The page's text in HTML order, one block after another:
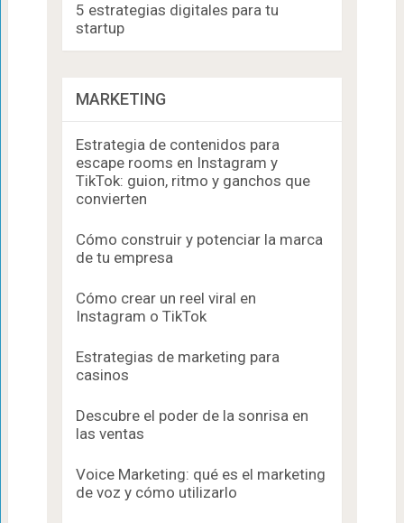
5 estrategias digitales para tu
startup
MARKETING
Estrategia de contenidos para
escape rooms en Instagram y
TikTok: guion, ritmo y ganchos que
convierten
Cómo construir y potenciar la marca
de tu empresa
Cómo crear un reel viral en
Instagram o TikTok
Estrategias de marketing para
casinos
Descubre el poder de la sonrisa en
las ventas
Voice Marketing: qué es el marketing
de voz y cómo utilizarlo